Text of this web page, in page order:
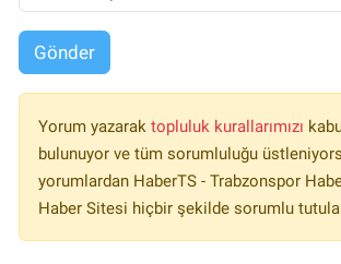
Gönder
Yorum yazarak topluluk kurallarımızı
bulunuyor ve tüm sorumluluğu
yorumlardan HaberTS - Trabzonspor
Haber Sitesi hiçbir şekilde sorumlu